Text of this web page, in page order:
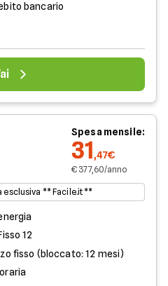
bancario
Spesa mensile:
31,47€
€ 377,60/anno
esclusiva ** Facile.it **
12
fisso (bloccato: 12 mesi)